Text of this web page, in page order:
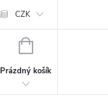
CZK
NÁKUPNÍ
Prázdný košík